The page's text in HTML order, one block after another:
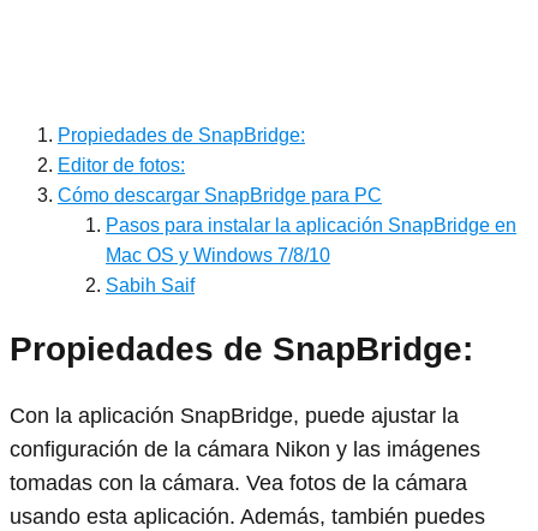
Propiedades de SnapBridge:
Editor de fotos:
Cómo descargar SnapBridge para PC
Pasos para instalar la aplicación SnapBridge en
Mac OS y Windows 7/8/10
Sabih Saif
Propiedades de SnapBridge:
Con la aplicación SnapBridge, puede ajustar la
configuración de la cámara Nikon y las imágenes
tomadas con la cámara. Vea fotos de la cámara
usando esta aplicación. Además, también puedes